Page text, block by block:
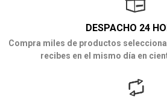
DESPACHO 24
Compra miles de productos
recibes en el mismo día en